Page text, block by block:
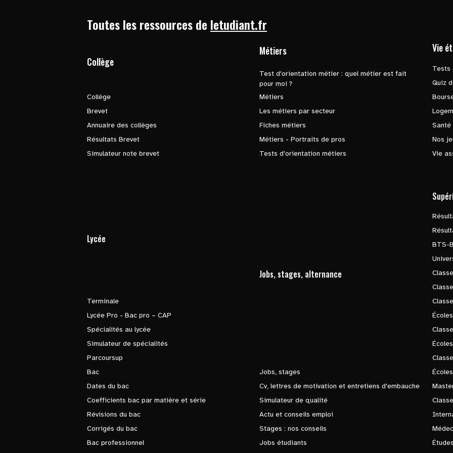
Toutes les ressources de letudiant.fr
Collège
Collège
Brevet
Annuaire des collèges
Résultats Brevet
Simulateur note brevet
Métiers
Test d'orientation métier : quel métier est fait
pour moi ?
Métiers
Les métiers par secteur
Fiches métiers
Métiers - Portraits de pros
Tests d'orientation métiers
Vie
Tests
Quiz
Santé
Nos
Vie
Lycée
Terminale
Lycée Pro - Bac pro – CAP
Spécialités au lycée
Simulateur de spécialités
Parcoursup
Bac
Dates du bac
Coefficients bac par matière et série
Révisions du bac
Corrigés du bac
Bac professionnel
Jobs, stages, alternance
Jobs, stages
Cv, lettres de motivation et entretiens d'embauche
Simulateur de qualité
Actu et conseils emploi
Stages : nos conseils
Jobs étudiants
BTS-